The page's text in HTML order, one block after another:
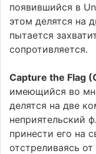
появившийся в
этом делятся на
пытается
сопротивляется.
Capture the Flag
имеющийся во
делятся на две
неприятельский
принести его на
отстреливаясь